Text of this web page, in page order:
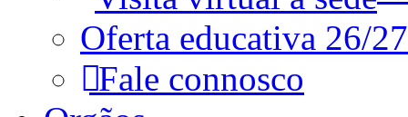
Oferta educativa 26/27
Fale connosco